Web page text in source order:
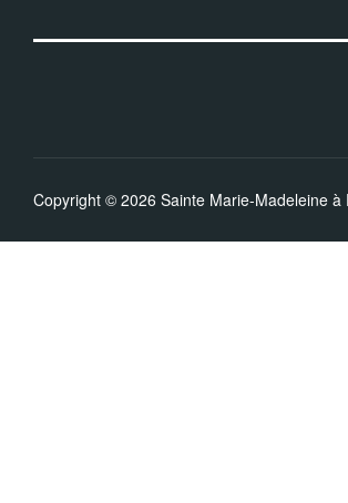
Copyright © 2026 Sainte Marie-Madeleine à